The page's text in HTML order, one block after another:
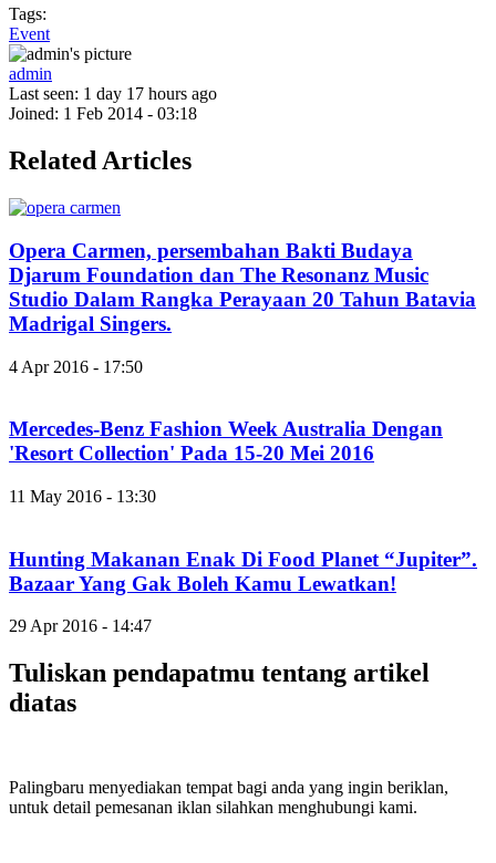
Tags:
Event
admin
Last seen: 1 day 17 hours ago
Joined: 1 Feb 2014 - 03:18
Related Articles
Opera Carmen, persembahan Bakti Budaya
Djarum Foundation dan The Resonanz Music
Studio Dalam Rangka Perayaan 20 Tahun Batavia
Madrigal Singers.
4 Apr 2016 - 17:50
Mercedes-Benz Fashion Week Australia Dengan
'Resort Collection' Pada 15-20 Mei 2016
11 May 2016 - 13:30
Hunting Makanan Enak Di Food Planet “Jupiter”.
Bazaar Yang Gak Boleh Kamu Lewatkan!
29 Apr 2016 - 14:47
Tuliskan pendapatmu tentang artikel
diatas
Palingbaru menyediakan tempat bagi anda yang ingin beriklan,
untuk detail pemesanan iklan silahkan menghubungi kami.